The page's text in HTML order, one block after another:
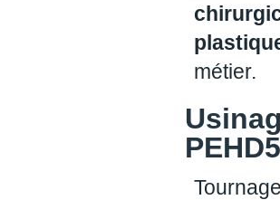
métier.